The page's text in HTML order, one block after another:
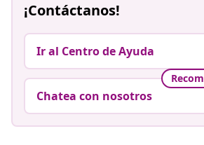
¡Contáctanos!
Ir al Centro de Ayuda
Chatea con nosotros